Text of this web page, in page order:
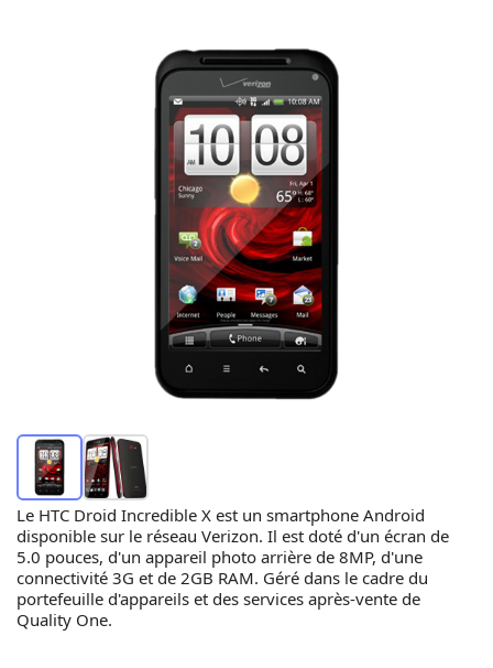
Le HTC Droid Incredible X est un smartphone Android
disponible sur le réseau Verizon. Il est doté d'un écran de
5.0 pouces, d'un appareil photo arrière de 8MP, d'une
connectivité 3G et de 2GB RAM. Géré dans le cadre du
portefeuille d'appareils et des services après-vente de
Quality One.